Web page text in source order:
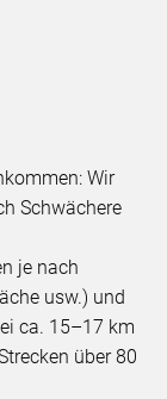
Wir
Schwächere
je nach
usw.) und
ca. 15–17 km
über 80